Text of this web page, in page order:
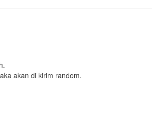
akan di kirim random.